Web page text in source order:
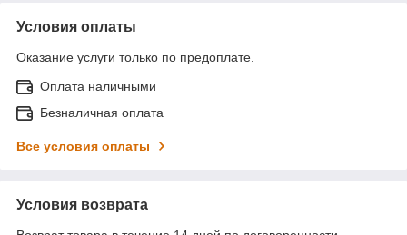
Условия оплаты
Оказание услуги только по предоплате.
Оплата наличными
Безналичная оплата
Все условия оплаты
Условия возврата